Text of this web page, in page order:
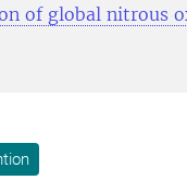
of global nitrous